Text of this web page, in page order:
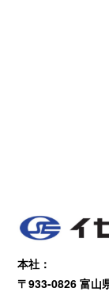
本社：
〒933-0826 富山